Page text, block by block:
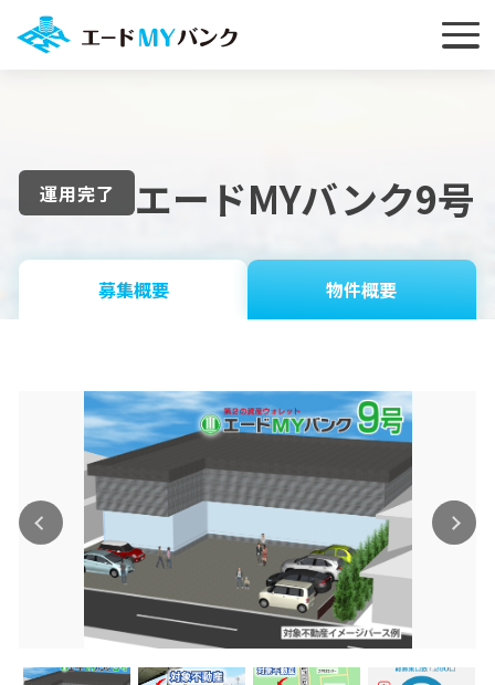
運用完了 エードMYバンク9号
募集概要 物件概要